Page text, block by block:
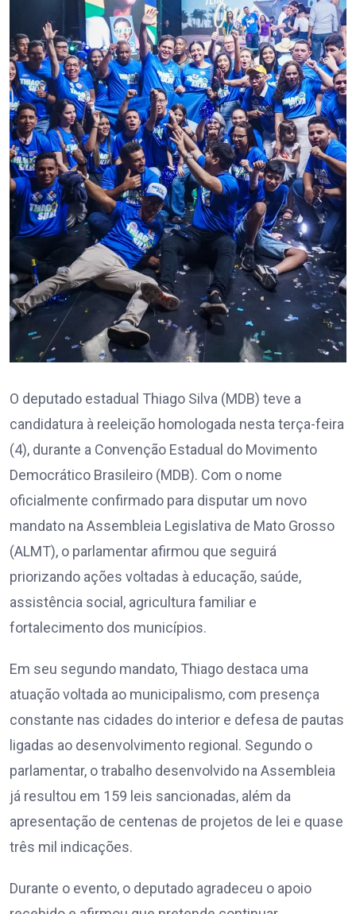
O deputado estadual Thiago Silva (MDB) teve a
candidatura à reeleição homologada nesta terça-feira
(4), durante a Convenção Estadual do Movimento
Democrático Brasileiro (MDB). Com o nome
oficialmente confirmado para disputar um novo
mandato na Assembleia Legislativa de Mato Grosso
(ALMT), o parlamentar afirmou que seguirá
priorizando ações voltadas à educação, saúde,
assistência social, agricultura familiar e
fortalecimento dos municípios.
Em seu segundo mandato, Thiago destaca uma
atuação voltada ao municipalismo, com presença
constante nas cidades do interior e defesa de pautas
ligadas ao desenvolvimento regional. Segundo o
parlamentar, o trabalho desenvolvido na Assembleia
já resultou em 159 leis sancionadas, além da
apresentação de centenas de projetos de lei e quase
três mil indicações.
Durante o evento, o deputado agradeceu o apoio